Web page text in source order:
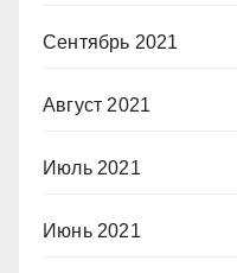
Сентябрь 2021
Август 2021
Июль 2021
Июнь 2021